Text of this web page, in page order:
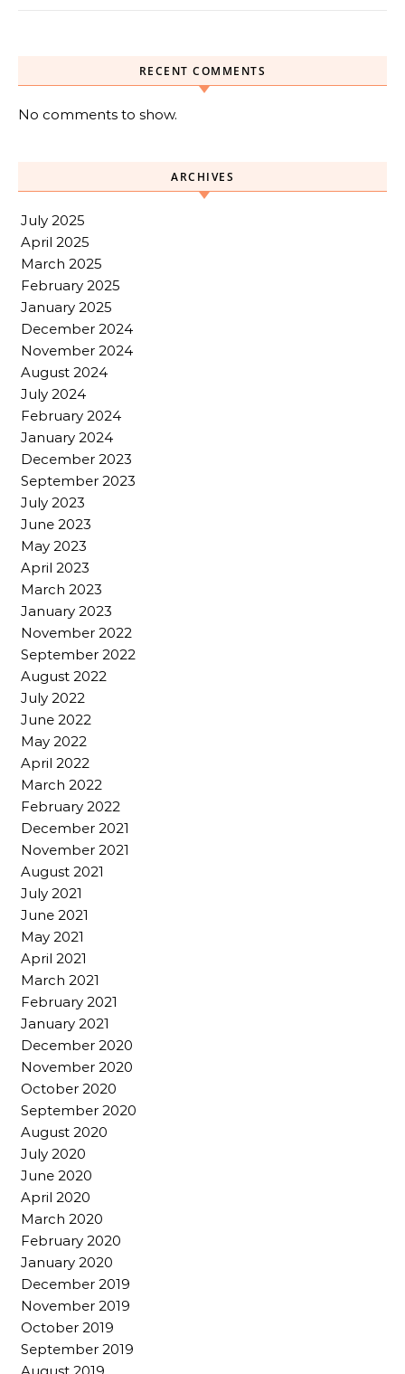
RECENT COMMENTS
No comments to show.
ARCHIVES
July 2025
April 2025
March 2025
February 2025
January 2025
December 2024
November 2024
August 2024
July 2024
February 2024
January 2024
December 2023
September 2023
July 2023
June 2023
May 2023
April 2023
March 2023
January 2023
November 2022
September 2022
August 2022
July 2022
June 2022
May 2022
April 2022
March 2022
February 2022
December 2021
November 2021
August 2021
July 2021
June 2021
May 2021
April 2021
March 2021
February 2021
January 2021
December 2020
November 2020
October 2020
September 2020
August 2020
July 2020
June 2020
April 2020
March 2020
February 2020
January 2020
December 2019
November 2019
October 2019
September 2019